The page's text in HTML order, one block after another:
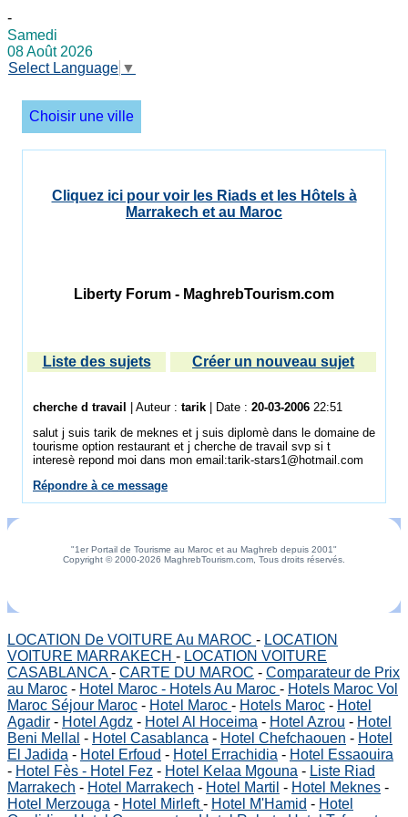
-
Samedi
08 Août 2026
Select Language ▼
Choisir une ville
Cliquez ici pour voir les Riads et les Hôtels à
Marrakech et au Maroc
Liberty Forum - MaghrebTourism.com
Liste des sujets Créer un nouveau sujet
cherche d travail | Auteur : tarik | Date : 20-03-2006 22:51
salut j suis tarik de meknes et j suis diplomè dans le domaine de
tourisme option restaurant et j cherche de travail svp si t
interesè repond moi dans mon email:tarik-stars1@hotmail.com
Répondre à ce message
"1er Portail de Tourisme au Maroc et au Maghreb depuis 2001"
Copyright © 2000-2026 MaghrebTourism.com, Tous droits réservés.
LOCATION De VOITURE Au MAROC - LOCATION
VOITURE MARRAKECH - LOCATION VOITURE
CASABLANCA- CARTE DU MAROC - Comparateur de Prix
au Maroc - Hotel Maroc - Hotels Au Maroc - Hotels Maroc Vol
Maroc Séjour Maroc - Hotel Maroc - Hotels Maroc - Hotel
Agadir - Hotel Agdz - Hotel Al Hoceima - Hotel Azrou - Hotel
Beni Mellal - Hotel Casablanca - Hotel Chefchaouen - Hotel
El Jadida - Hotel Erfoud - Hotel Errachidia - Hotel Essaouira
- Hotel Fès - Hotel Fez - Hotel Kelaa Mgouna - Liste Riad
Marrakech - Hotel Marrakech - Hotel Martil - Hotel Meknes -
Hotel Merzouga - Hotel Mirleft- Hotel M'Hamid - Hotel